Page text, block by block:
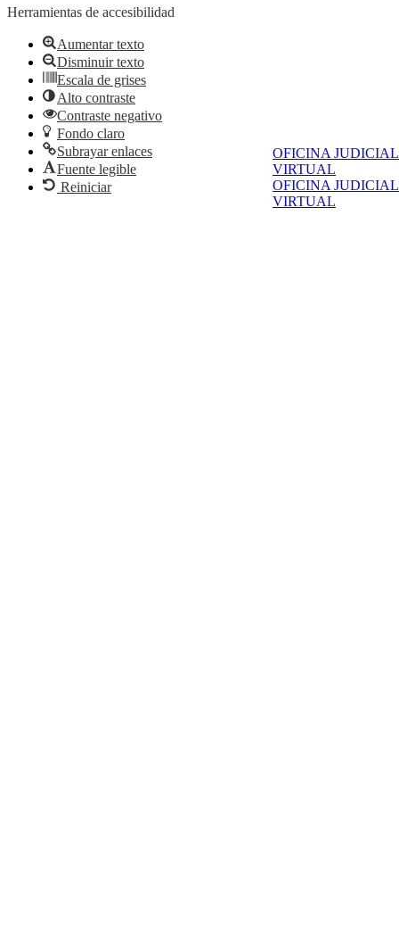
OFICINA JUDICIAL
VIRTUAL
OFICINA JUDICIAL
VIRTUAL
Herramientas de accesibilidad
Aumentar texto
Disminuir texto
Escala de grises
Alto contraste
Contraste negativo
Fondo claro
Subrayar enlaces
Fuente legible
Reiniciar